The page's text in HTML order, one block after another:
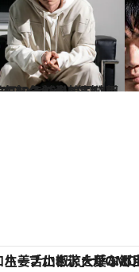
松 将が お気に入りの韓国映画5本をプレゼン！ ――2022年前半BEST7
ャー
にも涼を呼ぶ郷土の味 【銀座で出合う最旬美容】美髪ケアや上質